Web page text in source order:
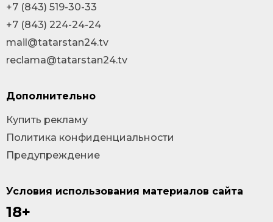
Условия использования материалов сайта
18+
+7 (843) 519-30-33
+7 (843) 224-24-24
mail@tatarstan24.tv
reclama@tatarstan24.tv
Дополнительно
Купить рекламу
Политика конфиденциальности
Предупреждение